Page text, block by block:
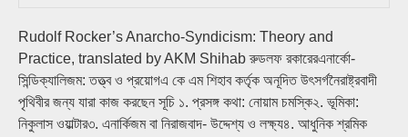
Rudolf Rocker’s Anarcho-Syndicism: Theory and
Practice, translated by AKM Shihab রুডলফ রকারেরএনার্কো-
সিন্ডিক্যালিজম: তত্ত্ব ও প্রয়োগএ কে এম শিহাব কর্তৃক অনূদিত উৎসর্গনৈরাষ্ট্রবাদী
পৃথিবীর জন্য যারা কাজ করছেন সূচি ১. প্রসঙ্গ কথা: নোয়াম চমস্কি২. ভূমিকা:
নিকুলাস ওয়াল্টার৩. এনার্কিজম বা নিরাজবাদ- উদ্দেশ্য ও লক্ষ্য৪. আধুনিক শ্রমিক